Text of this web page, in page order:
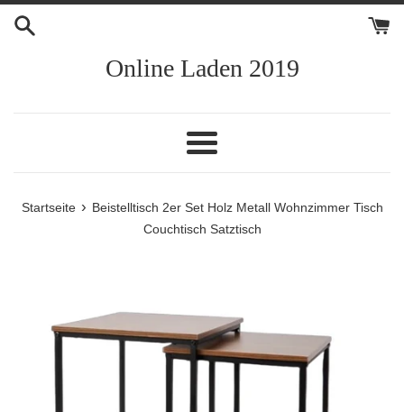
Direkt
zum
Online Laden 2019
Menü
Startseite › Beistelltisch 2er Set Holz Metall Wohnzimmer Tisch
Couchtisch Satztisch